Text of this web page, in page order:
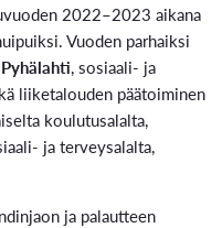
2022–2023 aikana
Vuoden parhaiksi
, sosiaali- ja
liiketalouden päätoiminen
koulutusalalta,
ja terveysalalta,
ja palautteen